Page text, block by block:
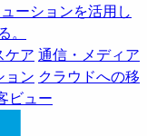
ーションを活用し
ケア 通信・メディア
ョン クラウドへの移
ビュー